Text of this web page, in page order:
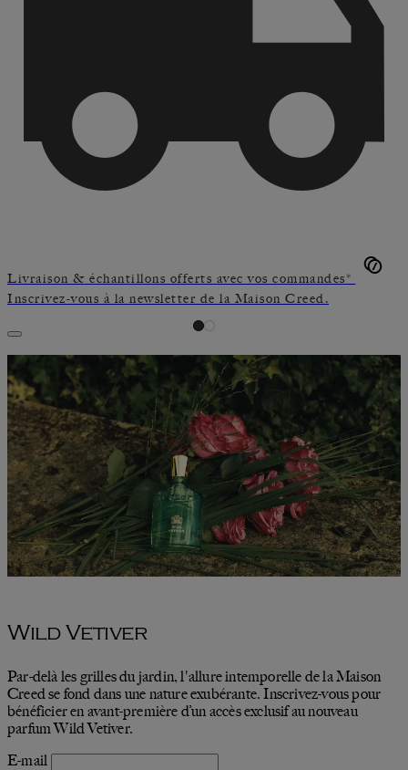
Livraison & échantillons offerts avec vos commandes*
Inscrivez-vous à la newsletter de la Maison Creed.
Wild Vetiver
Par-delà les grilles du jardin, l'allure intemporelle de la Maison
Creed se fond dans une nature exubérante. Inscrivez-vous pour
bénéficier en avant-première d’un accès exclusif au nouveau
parfum Wild Vetiver.
E-mail